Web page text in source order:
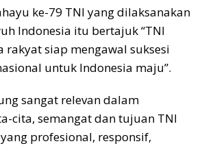
ke-79 TNI yang dilaksanakan
Indonesia itu bertajuk “TNI
rakyat siap mengawal suksesi
untuk Indonesia maju”.
sangat relevan dalam
cita, semangat dan tujuan TNI
profesional, responsif,